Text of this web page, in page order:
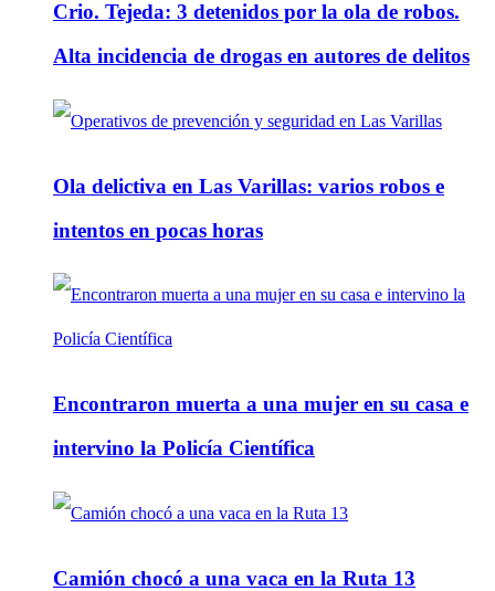
Crio. Tejeda: 3 detenidos por la ola de robos.
Alta incidencia de drogas en autores de delitos
Ola delictiva en Las Varillas: varios robos e
intentos en pocas horas
Encontraron muerta a una mujer en su casa e
intervino la Policía Científica
Camión chocó a una vaca en la Ruta 13